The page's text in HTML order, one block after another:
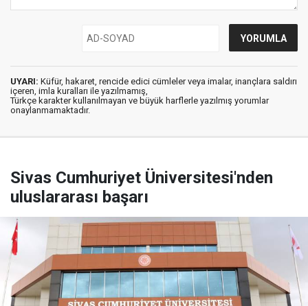
UYARI: Küfür, hakaret, rencide edici cümleler veya imalar, inançlara saldırı
içeren, imla kuralları ile yazılmamış,
Türkçe karakter kullanılmayan ve büyük harflerle yazılmış yorumlar
onaylanmamaktadır.
Sivas Cumhuriyet Üniversitesi'nden
uluslararası başarı